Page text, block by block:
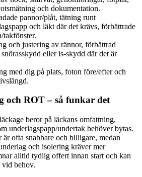
och dokumentation.
pannor/plåt, tätning runt
och läkt där det krävs, förbättrade
takfönster.
och justering av rännor, förbättrad
eller is-skydd där det är
med dig på plats, foton före/efter och
och ROT – så funkar det
beror på läckans omfattning,
underlagspapp/undertak behöver bytas.
ofta snabbare och billigare, medan
och isolering kräver mer
alltid tydlig offert innan start och kan
vid behov.